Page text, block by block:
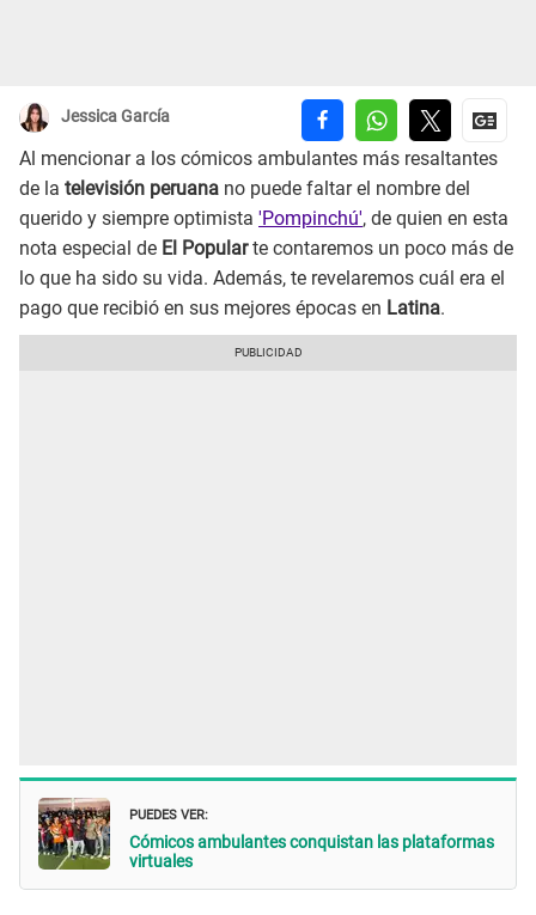
Jessica García
Al mencionar a los cómicos ambulantes más resaltantes
de la televisión peruana no puede faltar el nombre del
querido y siempre optimista 'Pompinchú', de quien en esta
nota especial de El Popularte contaremos un poco más de
lo que ha sido su vida. Además, te revelaremos cuál era el
pago que recibió en sus mejores épocas en Latina.
PUEDES VER:
Cómicos ambulantes conquistan las plataformas
virtuales